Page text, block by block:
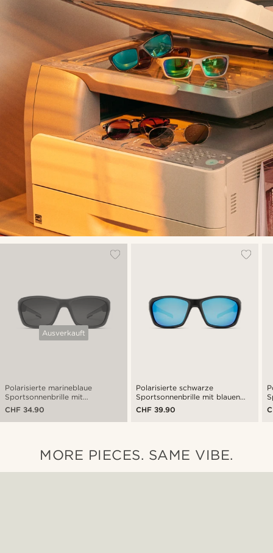
Ausverkauft
Polarisierte marineblaue
Sportsonnenbrille mit
schwarzen Gläsern
CHF 34.90
Polarisierte schwarze
Sportsonnenbrille mit blauen
Gläsern
CHF 39.90
MORE PIECES. SAME VIBE.